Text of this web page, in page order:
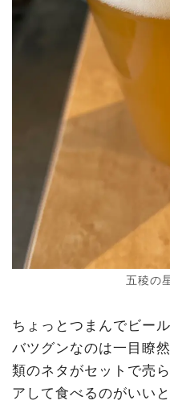
五稜の
ちょっとつまんでビー
バツグンなのは一目瞭
類のネタがセットで売
アして食べるのがいい